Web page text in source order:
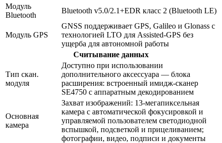
Модуль
Bluetooth
Bluetooth v5.0/2.1+EDR класс 2 (Bluetooth LE)
Модуль GPS
GNSS поддерживает GPS, Galileo и Glonass с
технологией LTO для Assisted-GPS без
ущерба для автономной работы
Считывание данных
Тип скан.
модуля
Доступно при использовании
дополнительного аксессуара — блока
расширения: встроенный имидж-сканер
SE4750 с аппаратным декодированием
Основная
камера
Захват изображений: 13-мегапиксельная
камера с автоматической фокусировкой и
управляемой пользователем светодиодной
вспышкой, подсветкой и прицеливанием;
фотографии, видео, подписи и документы